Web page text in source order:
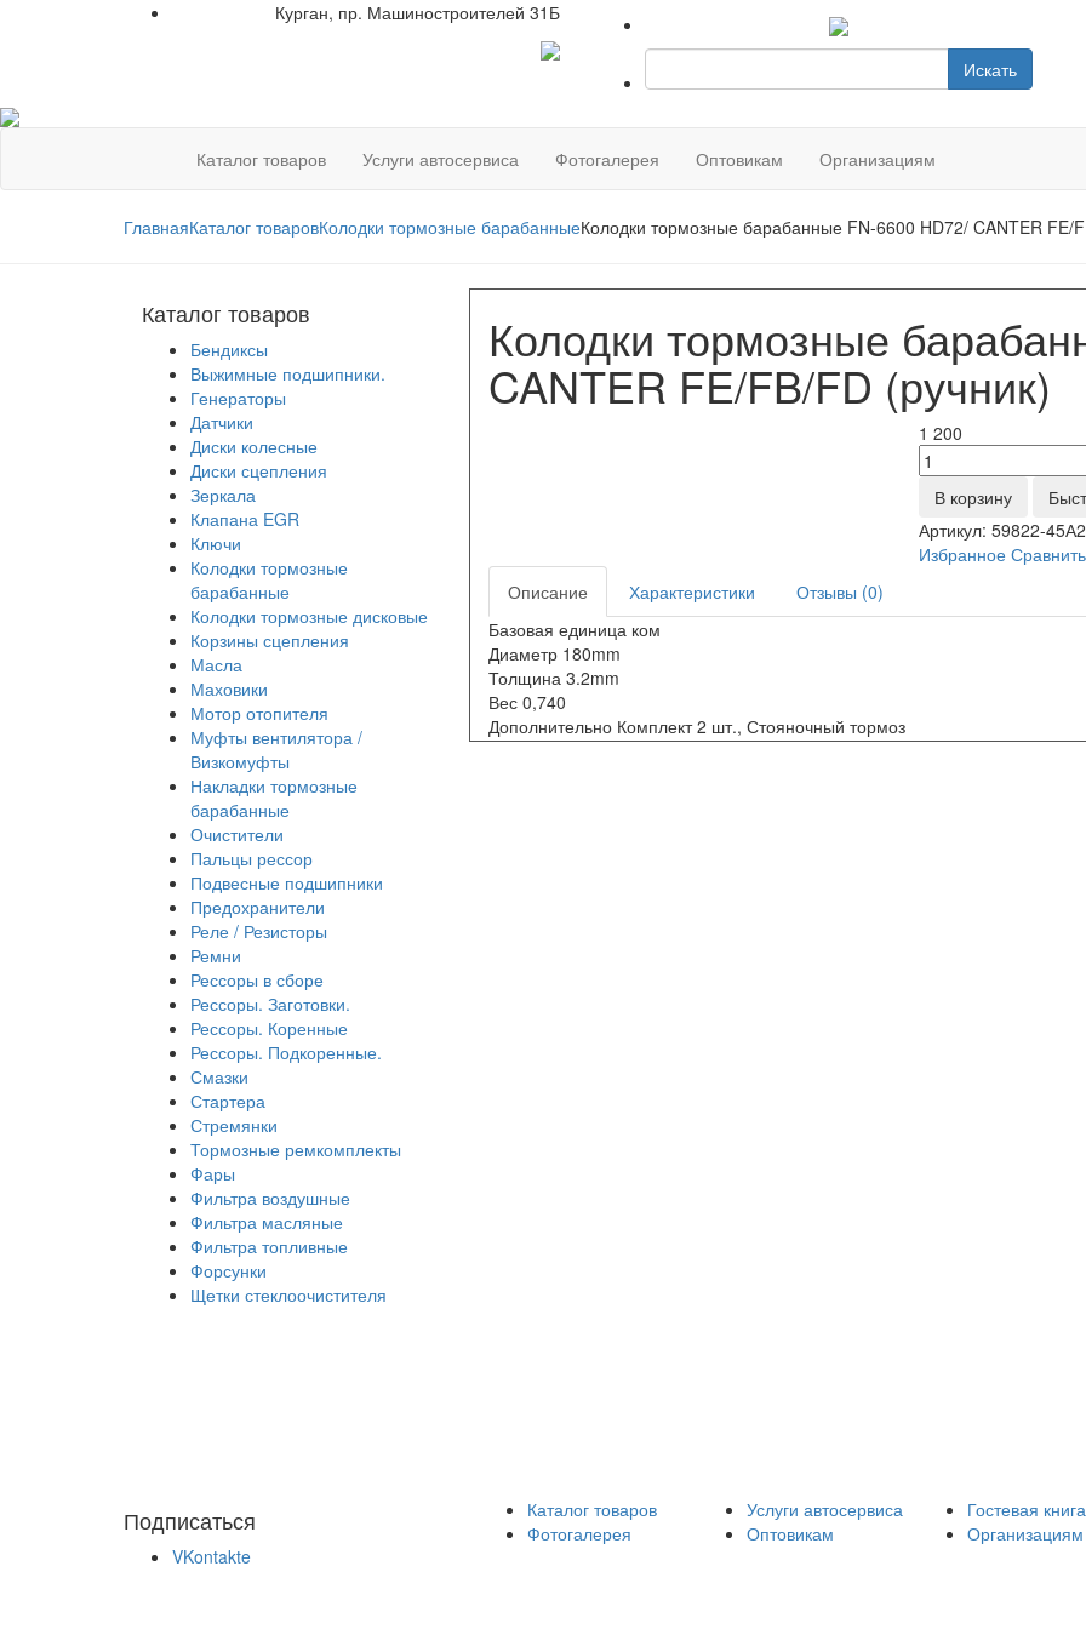
Курган, пр. Машиностроителей 31Б
Искать
Каталог товаров Услуги автосервиса Фотогалерея Оптовикам Организациям
ГлавнаяКаталог товаровКолодки тормозные барабанныеКолодки тормозные барабанные FN-6600 HD72/ CANTER FE/
Каталог товаров
Бендиксы
Выжимные подшипники.
Генераторы
Датчики
Диски колесные
Диски сцепления
Зеркала
Клапана EGR
Ключи
Колодки тормозные
барабанные
Колодки тормозные дисковые
Корзины сцепления
Масла
Маховики
Мотор отопителя
Муфты вентилятора /
Визкомуфты
Накладки тормозные
барабанные
Очистители
Пальцы рессор
Подвесные подшипники
Предохранители
Реле / Резисторы
Ремни
Рессоры в сборе
Рессоры. Заготовки.
Рессоры. Коренные
Рессоры. Подкоренные.
Смазки
Стартера
Стремянки
Тормозные ремкомплекты
Фары
Фильтра воздушные
Фильтра масляные
Фильтра топливные
Форсунки
Щетки стеклоочистителя
Колодки тормозные
CANTER FE/FB/FD (ручник)
1 200
В корзину
Артикул:59822-
Избранное Сравнить
Описание
Характеристики
Отзывы (0)
Базовая единица ком
Диаметр 180mm
Толщина 3.2mm
Вес 0,740
Дополнительно Комплект 2 шт., Стояночный тормоз
Подписаться
VKontakte
Каталог товаров Услуги автосервиса
Гостевая книга
Фотогалерея
Оптовикам Организациям